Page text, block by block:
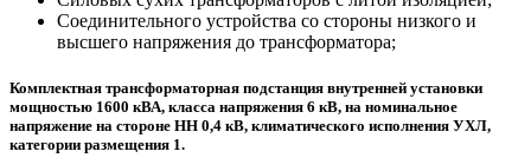
Соединительного устройства со стороны низкого и
высшего напряжения до трансформатора;
Комплектная трансформаторная подстанция внутренней установки
мощностью 1600 кВА, класса напряжения 6 кВ, на номинальное
напряжение на стороне НН 0,4 кВ, климатического исполнения УХЛ,
категории размещения 1.